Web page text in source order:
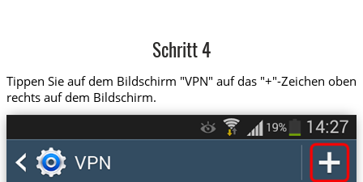
Schritt 4
Tippen Sie auf dem Bildschirm "VPN" auf das "+"-Zeichen oben
rechts auf dem Bildschirm.